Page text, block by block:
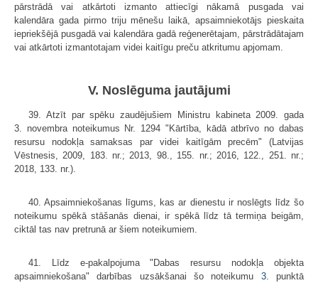
pārstrādā vai atkārtoti izmanto attiecīgi nākamā pusgada vai
kalendāra gada pirmo triju mēnešu laikā, apsaimniekotājs pieskaita
iepriekšējā pusgadā vai kalendāra gadā reģenerētajam, pārstrādātajam
vai atkārtoti izmantotajam videi kaitīgu preču atkritumu apjomam.
V. Noslēguma jautājumi
39. Atzīt par spēku zaudējušiem Ministru kabineta 2009. gada
3. novembra noteikumus Nr. 1294 "Kārtība, kādā atbrīvo no dabas
resursu nodokļa samaksas par videi kaitīgām precēm" (Latvijas
Vēstnesis, 2009, 183. nr.; 2013, 98., 155. nr.; 2016, 122., 251. nr.;
2018, 133. nr.).
40. Apsaimniekošanas līgums, kas ar dienestu ir noslēgts līdz šo
noteikumu spēkā stāšanās dienai, ir spēkā līdz tā termiņa beigām,
ciktāl tas nav pretrunā ar šiem noteikumiem.
41. Līdz e-pakalpojuma "Dabas resursu nodokļa objekta
apsaimniekošana" darbības uzsākšanai šo noteikumu 3.
punktā